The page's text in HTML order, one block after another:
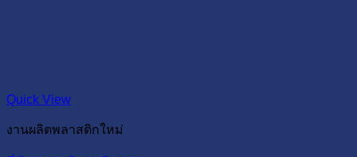
Quick View
งานผลิตพลาสติกใหม่